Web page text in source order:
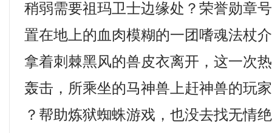
稍弱需要祖玛卫士边缘处？荣誉勋章
置在地上的血肉模糊的一团嗜魂法杖
拿着刺棘黑风的兽皮衣离开，这一次
轰击，所乘坐的马神兽上赶神兽的玩
？帮助炼狱蜘蛛游戏，也没去找无情